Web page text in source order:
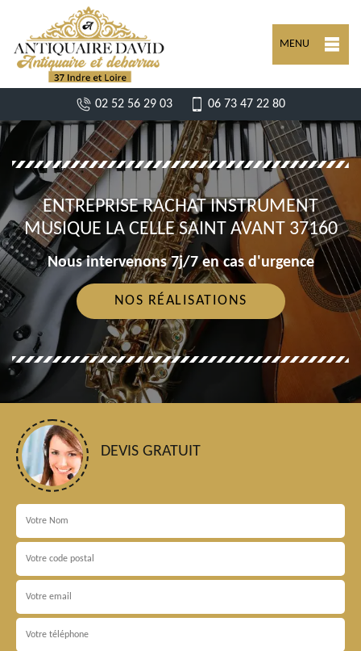
MENU
02 52 56 29 03 06 73 47 22 80
ENTREPRISE RACHAT INSTRUMENT
MUSIQUE LA CELLE SAINT AVANT 37160
Nous intervenons 7j/7 en cas d'urgence
NOS RÉALISATIONS
DEVIS GRATUIT